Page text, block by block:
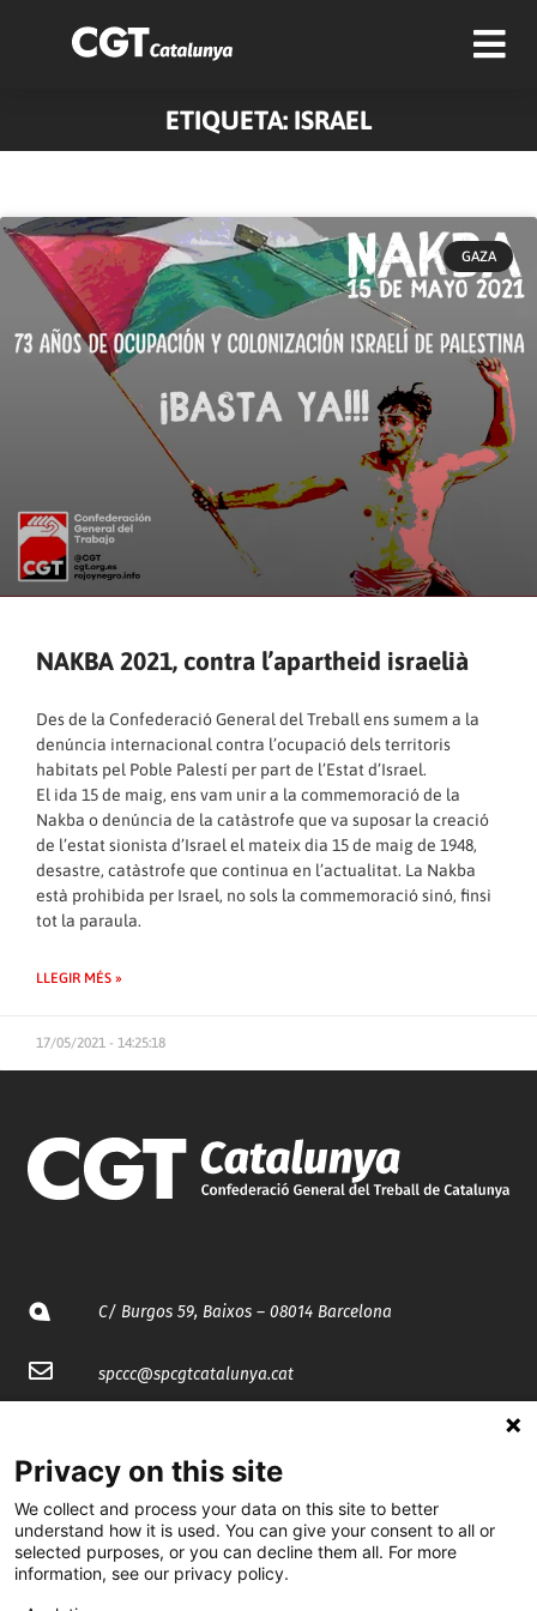
ETIQUETA: ISRAEL
GAZA
NAKBA 2021, contra l’apartheid israelià
Des de la Confederació General del Treball ens sumem a la
denúncia internacional contra l’ocupació dels territoris
habitats pel Poble Palestí per part de l’Estat d’Israel.
El ida 15 de maig, ens vam unir a la commemoració de la
Nakba o denúncia de la catàstrofe que va suposar la creació
de l’estat sionista d’Israel el mateix dia 15 de maig de 1948,
desastre, catàstrofe que continua en l’actualitat. La Nakba
està prohibida per Israel, no sols la commemoració sinó, finsi
tot la paraula.
LLEGIR MÉS »
17/05/2021 - 14:25:18
C/ Burgos 59, Baixos – 08014 Barcelona
spccc@spcgtcatalunya.cat
@CGTCatalunya
cgtcatalunya
Privacy on this site
We collect and process your data on this site to better
understand how it is used. You can give your consent to all or
selected purposes, or you can decline them all. For more
information, see our privacy policy.